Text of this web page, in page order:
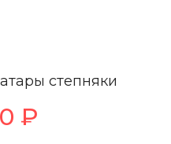
степняки
₽